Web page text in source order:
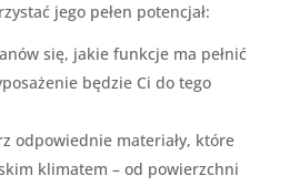
jego pełen potencjał:
się, jakie funkcje ma pełnić
będzie Ci do tego
odpowiednie materiały, które
klimatem – od powierzchni